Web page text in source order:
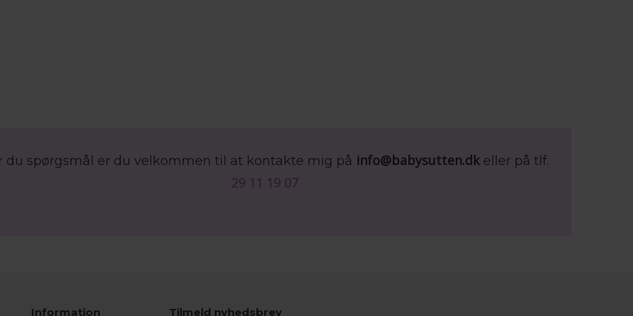
du spørgsmål er du velkommen til at kontakte mig på info@babysutten.dkeller på tlf.
29 11 19 07
Information Tilmeld nyhedsbrev